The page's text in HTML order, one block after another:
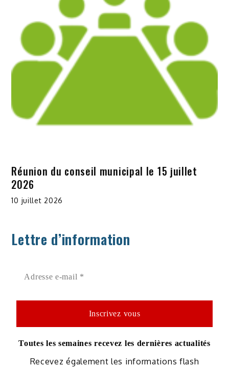
Réunion du conseil municipal le 15 juillet
2026
10 juillet 2026
Lettre d’information
Toutes les semaines recevez les dernières actualités
Recevez également les informations flash